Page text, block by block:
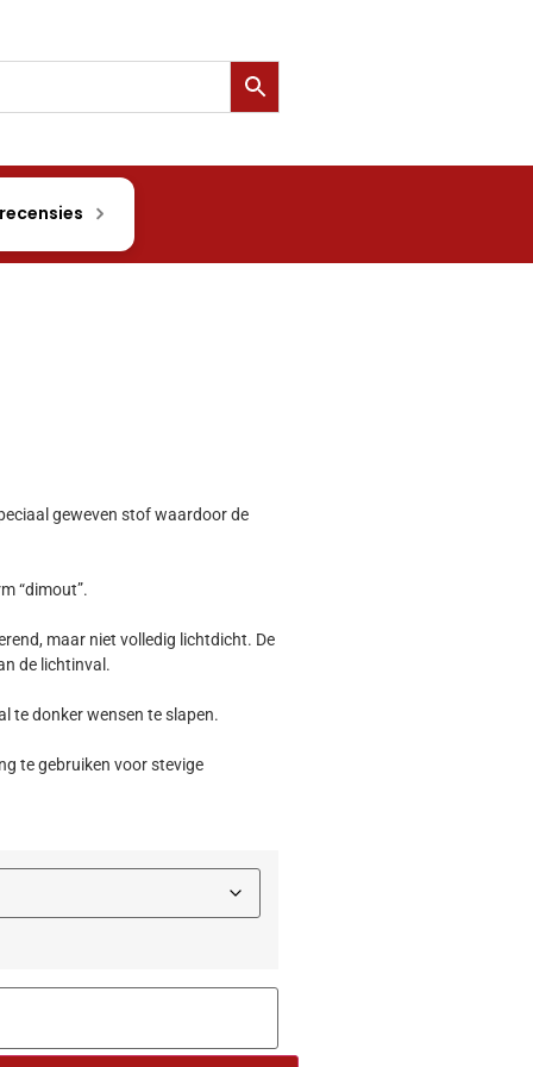
recensies
geweven stof waardoor de
“dimout”.
maar niet volledig lichtdicht. De
de lichtinval.
te donker wensen te slapen.
te gebruiken voor stevige